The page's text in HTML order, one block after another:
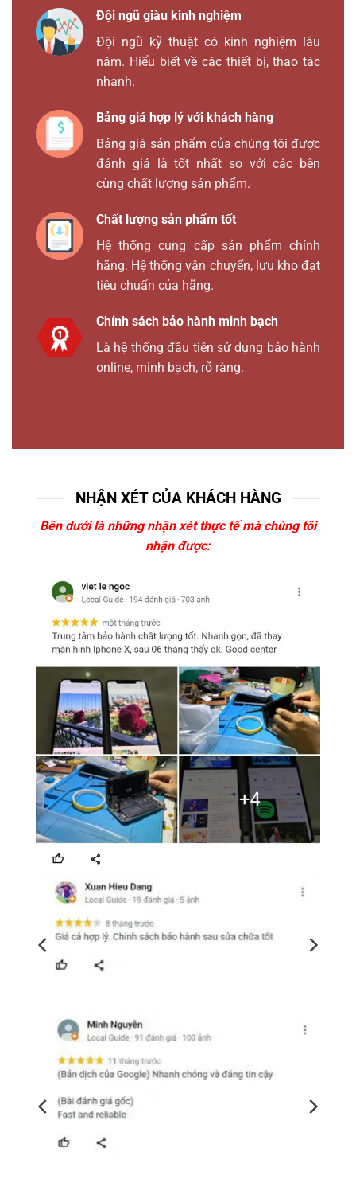
Đội ngũ giàu kinh nghiệm
Đội ngũ kỹ thuật có kinh nghiệm lâu
năm. Hiểu biết về các thiết bị, thao tác
nhanh.
Bảng giá hợp lý với khách hàng
Bảng giá sản phẩm của chúng tôi được
đánh giá là tốt nhất so với các bên
cùng chất lượng sản phẩm.
Chất lượng sản phẩm tốt
Hệ thống cung cấp sản phẩm chính
hãng. Hệ thống vận chuyển, lưu kho đạt
tiêu chuẩn của hãng.
Chính sách bảo hành minh bạch
Là hệ thống đầu tiên sử dụng bảo hành
online, minh bạch, rõ ràng.
NHẬN XÉT CỦA KHÁCH HÀNG
Bên dưới là những nhận xét thực tế mà chúng tôi
nhận được: